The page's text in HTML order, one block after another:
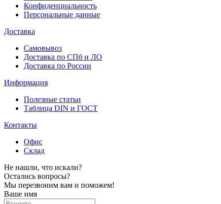
Конфиденциальность
Персональные данные
Доставка
Самовывоз
Доставка по СПб и ЛО
Доставка по России
Информация
Полезные статьи
Таблица DIN и ГОСТ
Контакты
Офис
Склад
Не нашли, что искали?
Остались вопросы?
Мы перезвоним вам и поможем!
Ваше имя